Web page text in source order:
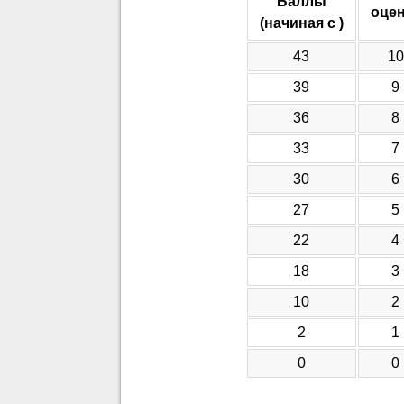
(начиная с )
43
10
39
9
36
8
33
7
30
6
27
5
22
4
18
3
10
2
2
1
0
0